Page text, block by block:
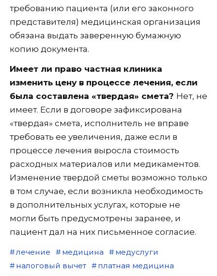
требованию пациента (или его законного
представителя) медицинская организация
обязана выдать заверенную бумажную
копию документа.
Имеет ли право частная клиника
изменить цену в процессе лечения, если
была составлена «твердая» смета? Нет, не
имеет. Если в договоре зафиксирована
«твердая» смета, исполнитель не вправе
требовать ее увеличения, даже если в
процессе лечения выросла стоимость
расходных материалов или медикаментов.
Изменение твердой сметы возможно только
в том случае, если возникла необходимость
в дополнительных услугах, которые не
могли быть предусмотрены заранее, и
пациент дал на них письменное согласие.
лечение медицина
медуслуги
налоговый вычет
платная медицина